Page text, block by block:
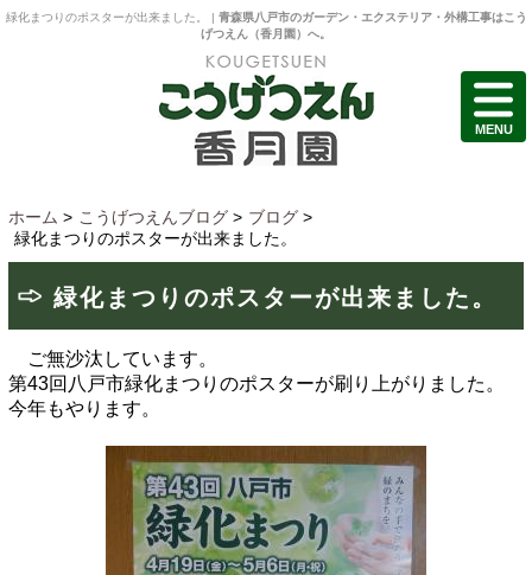
緑化まつりのポスターが出来ました。 | 青森県八戸市のガーデン・エクステリア・外構工事はこう
げつえん（香月園）へ。
ホーム > こうげつえんブログ > ブログ >
緑化まつりのポスターが出来ました。
緑化まつりのポスターが出来ました。
ご無沙汰しています。
第43回八戸市緑化まつりのポスターが刷り上がりました。
今年もやります。
MENU